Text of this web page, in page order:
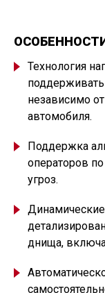
Технология
независимо
автомобиля.
Поддержка
операторов
угроз.
днища,